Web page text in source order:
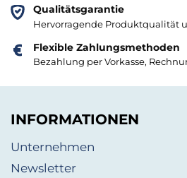
Qualitätsgarantie
Hervorragende Produktqualität
Flexible Zahlungsmethoden
Bezahlung per Vorkasse,
INFORMATIONEN
Unternehmen
Newsletter